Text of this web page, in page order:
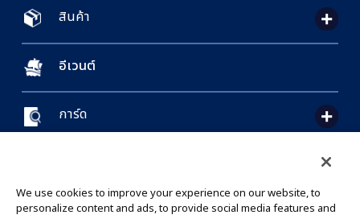
สินค้า
อีเวนต์
การ์ด
GLOBAL ENTRANCE
We use cookies to improve your experience on our website, to
personalize content and ads, to provide social media features and